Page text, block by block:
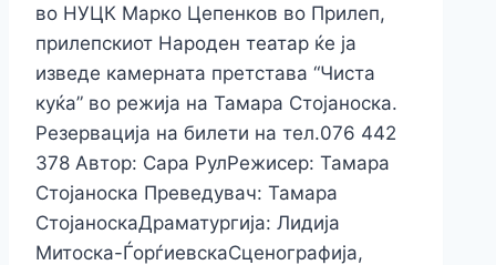
во НУЦК Марко Цепенков во Прилеп,
прилепскиот Народен театар ќе ја
изведе камерната претстава “Чиста
куќа” во режија на Тамара Стојаноска.
Резервација на билети на тел.076 442
378 Автор: Сара РулРежисер: Тамара
Стојаноска Превeдувач: Тамара
СтојаноскаДраматургија: Лидија
Митоска-ЃорѓиевскаСценографија,